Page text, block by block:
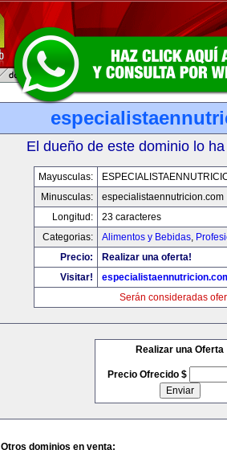
El dueño de este dominio lo
Mayusculas:
Minusculas:
especialistaennutricion.com
Longitud:
23 caracteres
Categorias:
Alimentos y Bebidas,
Precio:
Realizar una oferta!
Visitar!
Serán consideradas
Realizar una Oferta
Precio Ofrecido $
Otros dominios en venta: